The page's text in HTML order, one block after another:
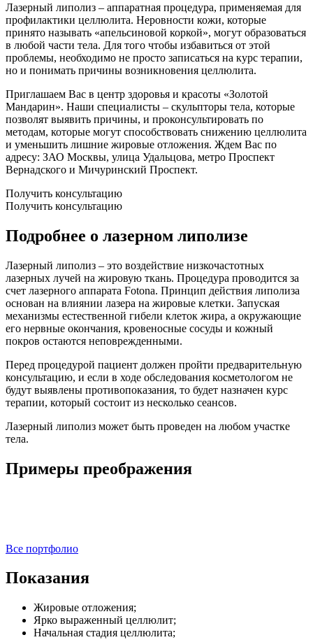
Лазерный липолиз – аппаратная процедура, применяемая для
профилактики целлюлита. Неровности кожи, которые
принято называть «апельсиновой коркой», могут образоваться
в любой части тела. Для того чтобы избавиться от этой
проблемы, необходимо не просто записаться на курс терапии,
но и понимать причины возникновения целлюлита.
Приглашаем Вас в центр здоровья и красоты «Золотой
Мандарин». Наши специалисты – скульпторы тела, которые
позволят выявить причины, и проконсультировать по
методам, которые могут способствовать снижению целлюлита
и уменьшить лишние жировые отложения. Ждем Вас по
адресу: ЗАО Москвы, улица Удальцова, метро Проспект
Вернадского и Мичуринский Проспект.
Получить консультацию
Получить консультацию
Подробнее о лазерном липолизе
Лазерный липолиз – это воздействие низкочастотных
лазерных лучей на жировую ткань. Процедура проводится за
счет лазерного аппарата Fotona. Принцип действия липолиза
основан на влиянии лазера на жировые клетки. Запуская
механизмы естественной гибели клеток жира, а окружающие
его нервные окончания, кровеносные сосуды и кожный
покров остаются неповрежденными.
Перед процедурой пациент должен пройти предварительную
консультацию, и если в ходе обследования косметологом не
будут выявлены противопоказания, то будет назначен курс
терапии, который состоит из несколько сеансов.
Лазерный липолиз может быть проведен на любом участке
тела.
Примеры преображения
Все портфолио
Показания
Жировые отложения;
Ярко выраженный целлюлит;
Начальная стадия целлюлита;